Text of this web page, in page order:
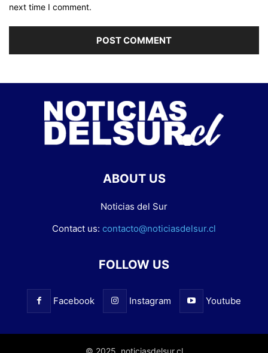
next time I comment.
ABOUT US
Noticias del Sur
Contact us: contacto@noticiasdelsur.cl
FOLLOW US
Facebook Instagram Youtube
© 2025. noticiasdelsur.cl